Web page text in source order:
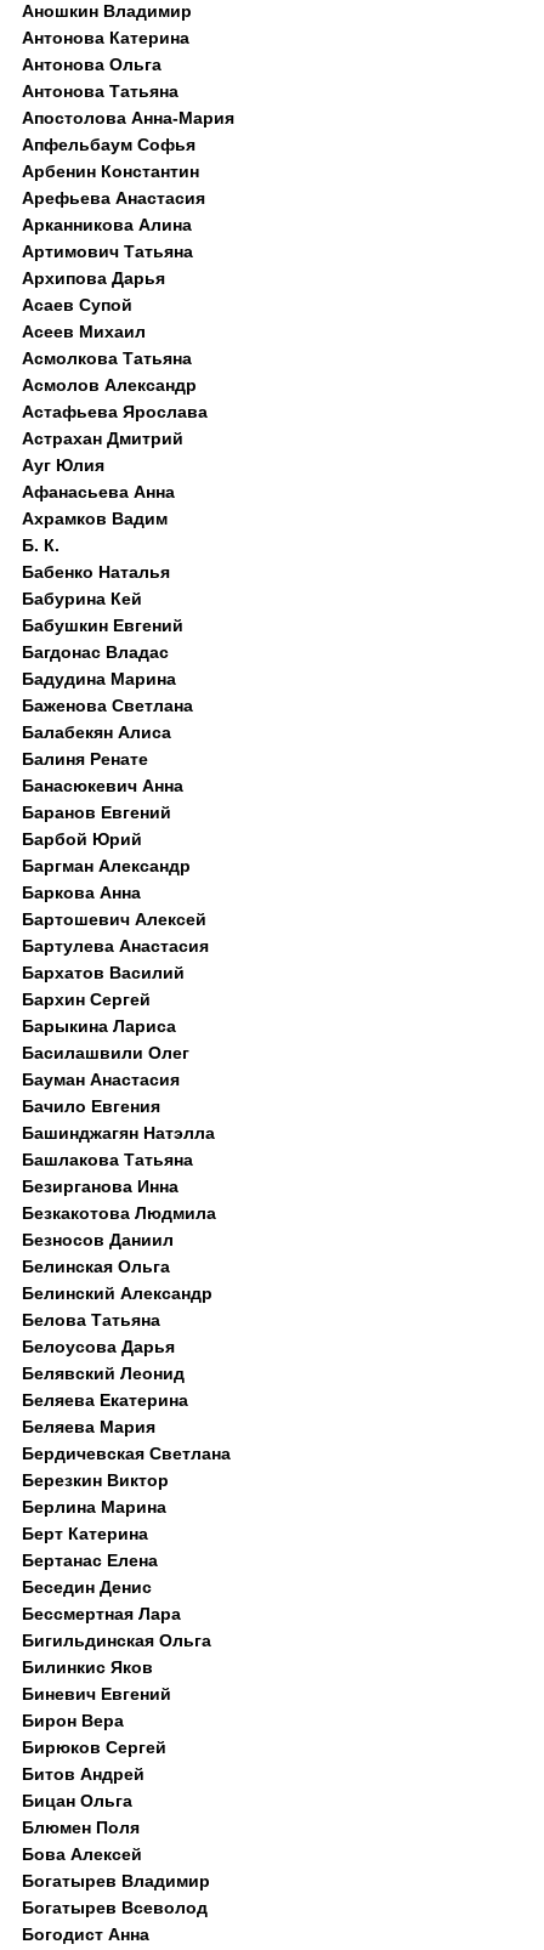
Аношкин Владимир
Антонова Катерина
Антонова Ольга
Антонова Татьяна
Апостолова Анна-Мария
Апфельбаум Софья
Арбенин Константин
Арефьева Анастасия
Арканникова Алина
Артимович Татьяна
Архипова Дарья
Асаев Супой
Асеев Михаил
Асмолкова Татьяна
Асмолов Александр
Астафьева Ярослава
Астрахан Дмитрий
Ауг Юлия
Афанасьева Анна
Ахрамков Вадим
Б. К.
Бабенко Наталья
Бабурина Кей
Бабушкин Евгений
Багдонас Владас
Бадудина Марина
Баженова Светлана
Балабекян Алиса
Балиня Ренате
Банасюкевич Анна
Баранов Евгений
Барбой Юрий
Баргман Александр
Баркова Анна
Бартошевич Алексей
Бартулева Анастасия
Бархатов Василий
Бархин Сергей
Барыкина Лариса
Басилашвили Олег
Бауман Анастасия
Бачило Евгения
Башинджагян Натэлла
Башлакова Татьяна
Безирганова Инна
Безкакотова Людмила
Безносов Даниил
Белинская Ольга
Белинский Александр
Белова Татьяна
Белоусова Дарья
Белявский Леонид
Беляева Екатерина
Беляева Мария
Бердичевская Светлана
Березкин Виктор
Берлина Марина
Берт Катерина
Бертанас Елена
Беседин Денис
Бессмертная Лара
Бигильдинская Ольга
Билинкис Яков
Биневич Евгений
Бирон Вера
Бирюков Сергей
Битов Андрей
Бицан Ольга
Блюмен Поля
Бова Алексей
Богатырев Владимир
Богатырев Всеволод
Богодист Анна